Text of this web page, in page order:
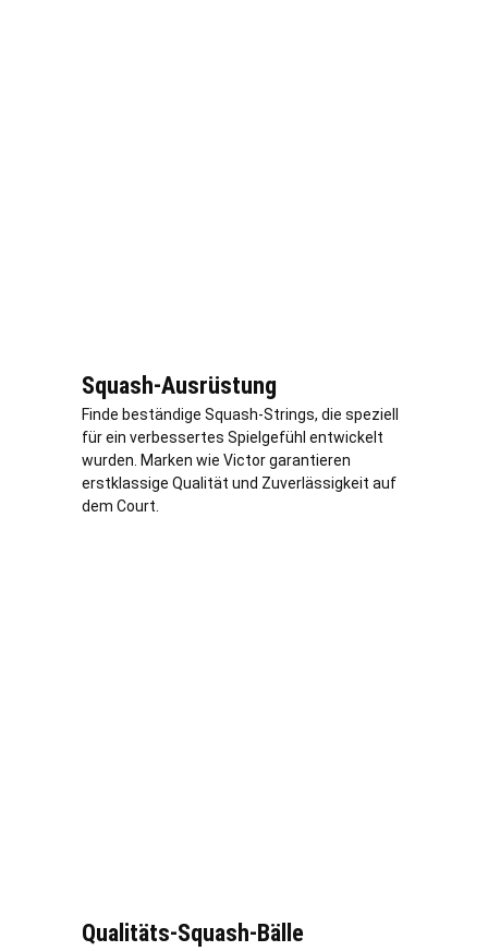
Squash-Ausrüstung
Finde beständige Squash-Strings, die speziell
für ein verbessertes Spielgefühl entwickelt
wurden. Marken wie Victor garantieren
erstklassige Qualität und Zuverlässigkeit auf
dem Court.
Qualitäts-Squash-Bälle